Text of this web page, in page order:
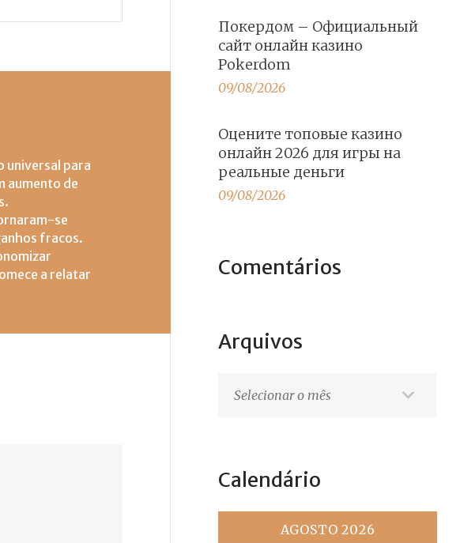
universal para
aumento de
se
fracos.
a relatar
Покердом – Официальный
сайт онлайн казино
Pokerdom
09/08/2026
Оцените топовые казино
онлайн 2026 для игры на
реальные деньги
09/08/2026
Comentários
Arquivos
Calendário
AGOSTO 2026